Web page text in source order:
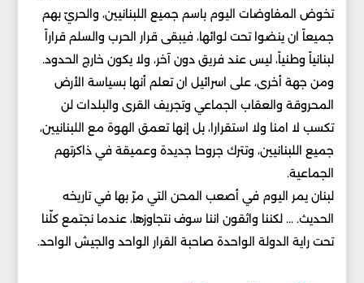
تخوض المفاوضات اليوم باسم جميع اللبنانيين، والحريّ بهم
جميعاً ان ينضوا تحت لوائها، فيبقى قرار الحرب والسلم قراراً
لبنانياً وطنياً، ليس عند فريق دون آخر، ولا يكون خارج الحدود.
ومن جهة أخرى، على اسرائيل ان تعلم أنها بسياسة الأرض
المحروقة والعقاب الجماعي وتجريف القرى والبلدات لن
تكسب لا امنا ولا استقرارا، بل إنها تعمق الهوة مع اللبنانيين،
جميع اللبنانيين، وتترك جروحا جديدة وعميقة في ذاكرتهم
الجماعية.
لبنان يمر اليوم في أصعب المحن التي مرّ بها في تاريخه
الحديث. ... لكننا واثقون اننا سوف نتجاوزها، عندما نجتمع كلّنا
تحت راية الدولة الواحدة صاحبة القرار الواحد والجيش الواحد.